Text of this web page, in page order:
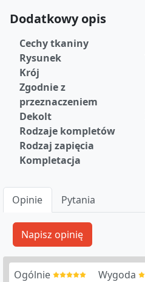
Dodatkowy opis
Cechy tkaniny
Rysunek
Krój
Zgodnie z
przeznaczeniem
Dekolt
Rodzaje kompletów
Rodzaj zapięcia
Kompletacja
Opinie Pytania
Ogólnie Wygoda